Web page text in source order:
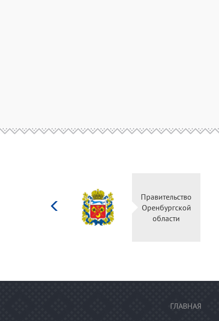
Правительство
Оренбургской
области
ГЛАВНАЯ